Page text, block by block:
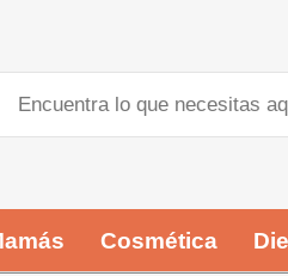
Cosmética